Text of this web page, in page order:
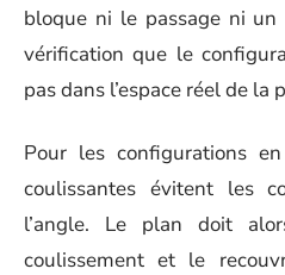
bloque ni le passage ni un
vérification que le
pas dans l’espace réel de la
Pour les configurations
coulissantes évitent les
l’angle. Le plan doit
coulissement et le